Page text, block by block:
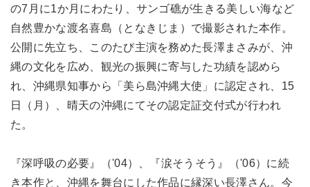
の7月に1か月にわたり、サンゴ礁が生きる美しい海など
自然豊かな渡名喜島（となきじま）で撮影された本作。
公開に先立ち、このたび主演を務めた長澤まさみが、沖
縄の文化を広め、観光の振興に寄与した功績を認めら
れ、沖縄県知事から「美ら島沖縄大使」に認定され、15
日（月）、晴天の沖縄にてその認定証交付式が行われ
た。
『深呼吸の必要』（'04）、『涙そうそう』（'06）に続
き本作と、沖縄を舞台にした作品に縁深い長澤さん。今